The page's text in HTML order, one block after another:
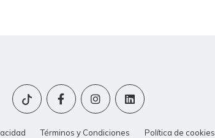
Términos y Condiciones Política de cookies